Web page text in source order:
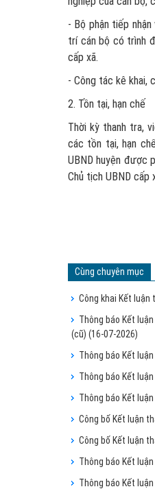
- Bộ phận tiếp
trí cán bộ có trình
cấp xã.
- Công tác kê khai,
2. Tồn tại, hạn chế
Thời kỳ thanh tra,
các tồn tại, hạn
UBND huyện được
Chủ tịch UBND
Cùng chuyên mục
Công khai Kết luận
Thông báo Kết
(cũ) (16-07-2026)
Thông báo Kết
Thông báo Kết
Thông báo Kết
Công bố Kết luận
Công bố Kết luận
Thông báo Kết
Thông báo Kết